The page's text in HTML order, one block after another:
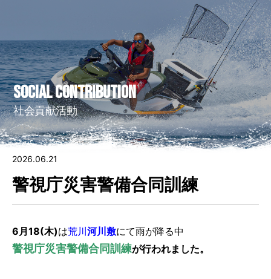
5.整備 ・ 修理を依頼する
6.艇庫会員（マリーナ保管）に入会する
7.ゲレンデ会員（自宅保管）に入会する
8.ビジター（非会員）施設利用
9.フォトギャラリー
⑪ チャーター
SOCIAL CONTRIBUTION
社会貢献活動
2026.06.21
警視庁災害警備合同訓練
6月18(木)は荒川 河川敷にて雨が降る中
警視庁災害警備合同訓練が行われました。